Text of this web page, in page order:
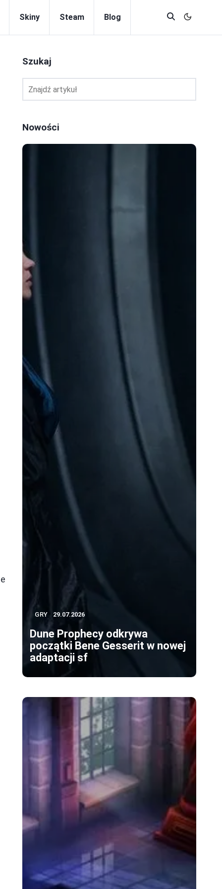
Skiny Steam Blog
Szukaj
Nowości
GRY 29.07.2026
Dune Prophecy odkrywa
początki Bene Gesserit w nowej
adaptacji sf